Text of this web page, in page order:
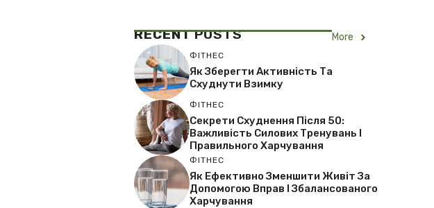
RECENTPOSTS More
ФІТНЕС
Як Зберегти Активність Та
Схуднути Взимку
ФІТНЕС
Секрети Схуднення Після 50:
Важливість Силових Тренувань І
Правильного Харчування
ФІТНЕС
Як Ефективно Зменшити Живіт За
Допомогою Вправ І Збалансованого
Харчування